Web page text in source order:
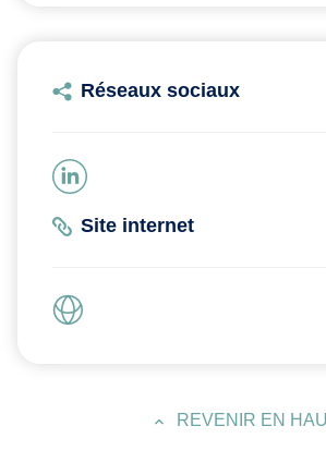
Réseaux sociaux
Site internet
REVENIR EN